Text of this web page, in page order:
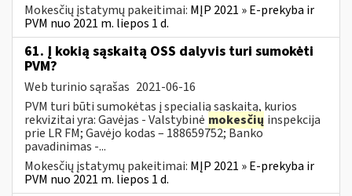
Mokesčių įstatymų pakeitimai: MĮP 2021 » E-prekyba ir
PVM nuo 2021 m. liepos 1 d.
61. Į kokią sąskaitą OSS dalyvis turi sumokėti
PVM?
Web turinio sąrašas 2021-06-16
PVM turi būti sumokėtas į specialią sąskaitą, kurios
rekvizitai yra: Gavėjas - Valstybinė mokesčių inspekcija
prie LR FM; Gavėjo kodas – 188659752; Banko
pavadinimas -...
Mokesčių įstatymų pakeitimai: MĮP 2021 » E-prekyba ir
PVM nuo 2021 m. liepos 1 d.